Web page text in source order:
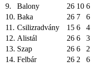
9.
Balony 26 10 6
10. Baka 26 7 6
11. Csilizradvány 15 6 4
12. Alistál 26 6 3
13. Szap 26 6 2
14. Felbár 26 2 6